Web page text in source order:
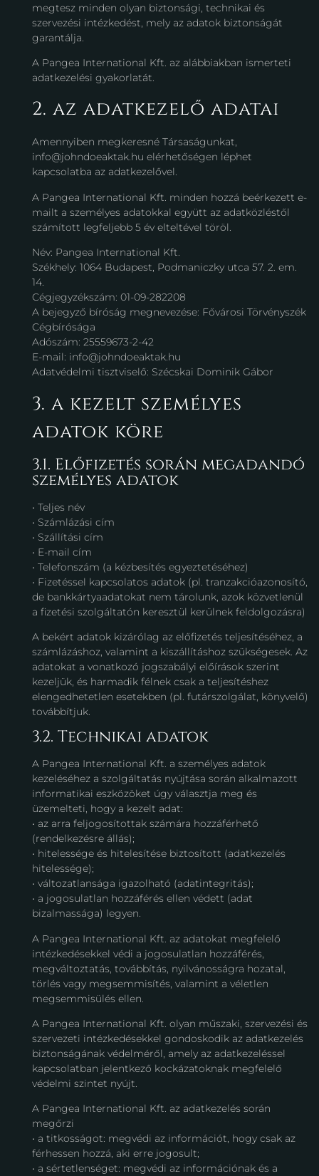
megtesz minden olyan biztonsági, technikai és
szervezési intézkedést, mely az adatok biztonságát
garantálja.
A Pangea International Kft. az alábbiakban ismerteti
adatkezelési gyakorlatát.
2. az adatkezelő adatai
Amennyiben megkeresné Társaságunkat,
info@johndoeaktak.hu elérhetőségen léphet
kapcsolatba az adatkezelővel.
A Pangea International Kft. minden hozzá beérkezett e-
mailt a személyes adatokkal együtt az adatközléstől
számított legfeljebb 5 év elteltével töröl.
Név: Pangea International Kft.
Székhely: 1064 Budapest, Podmaniczky utca 57. 2. em.
14.
Cégjegyzékszám: 01-09-282208
A bejegyző bíróság megnevezése: Fővárosi Törvényszék
Cégbírósága
Adószám: 25559673-2-42
E-mail: info@johndoeaktak.hu
Adatvédelmi tisztviselő: Szécskai Dominik Gábor
3. a kezelt személyes
adatok köre
3.1. Előfizetés során megadandó
személyes adatok
• Teljes név
• Számlázási cím
• Szállítási cím
• E-mail cím
• Telefonszám (a kézbesítés egyeztetéséhez)
• Fizetéssel kapcsolatos adatok (pl. tranzakcióazonosító,
de bankkártyaadatokat nem tárolunk, azok közvetlenül
a fizetési szolgáltatón keresztül kerülnek feldolgozásra)
A bekért adatok kizárólag az előfizetés teljesítéséhez, a
számlázáshoz, valamint a kiszállításhoz szükségesek. Az
adatokat a vonatkozó jogszabályi előírások szerint
kezeljük, és harmadik félnek csak a teljesítéshez
elengedhetetlen esetekben (pl. futárszolgálat, könyvelő)
továbbítjuk.
3.2. Technikai adatok
A Pangea International Kft. a személyes adatok
kezeléséhez a szolgáltatás nyújtása során alkalmazott
informatikai eszközöket úgy választja meg és
üzemelteti, hogy a kezelt adat:
• az arra feljogosítottak számára hozzáférhető
(rendelkezésre állás);
• hitelessége és hitelesítése biztosított (adatkezelés
hitelessége);
• változatlansága igazolható (adatintegritás);
• a jogosulatlan hozzáférés ellen védett (adat
bizalmassága) legyen.
A Pangea International Kft. az adatokat megfelelő
intézkedésekkel védi a jogosulatlan hozzáférés,
megváltoztatás, továbbítás, nyilvánosságra hozatal,
törlés vagy megsemmisítés, valamint a véletlen
megsemmisülés ellen.
A Pangea International Kft. olyan műszaki, szervezési és
szervezeti intézkedésekkel gondoskodik az adatkezelés
biztonságának védelméről, amely az adatkezeléssel
kapcsolatban jelentkező kockázatoknak megfelelő
védelmi szintet nyújt.
A Pangea International Kft. az adatkezelés során
megőrzi
• a titkosságot: megvédi az információt, hogy csak az
férhessen hozzá, aki erre jogosult;
• a sértetlenséget: megvédi az információnak és a